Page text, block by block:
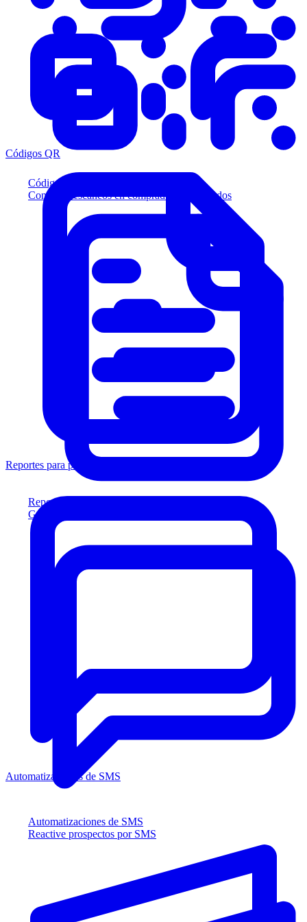
Códigos QR
Convierta escaneos en compradores calificados
Reportes para prestamistas
Genere reportes listos para el prestamista
Automatizaciones de SMS
Reactive prospectos por SMS
Códigos QR
Reportes para prestamistas
Automatizaciones de SMS